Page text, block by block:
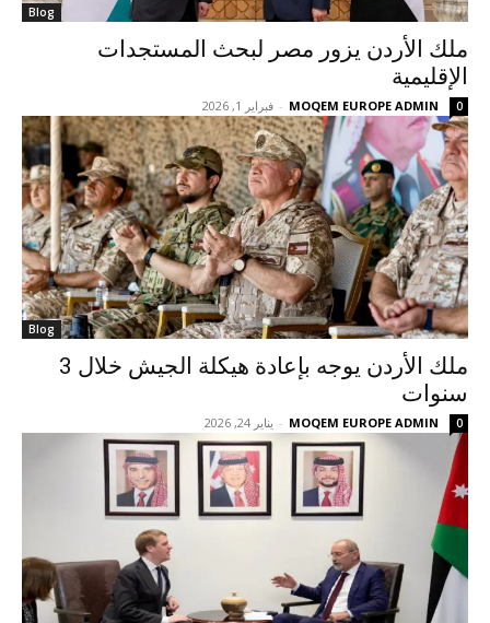
Blog
ملك الأردن يزور مصر لبحث المستجدات
الإقليمية
MOQEM EUROPE ADMIN
- فبراير 1, 2026 0
Blog
ملك الأردن يوجه بإعادة هيكلة الجيش خلال 3
سنوات
MOQEM EUROPE ADMIN
- يناير 24, 2026 0